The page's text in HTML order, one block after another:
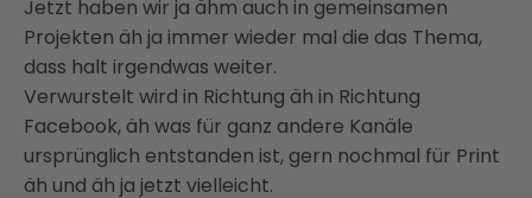
Jetzt haben wir ja ähm auch in gemeinsamen
Projekten äh ja immer wieder mal die das Thema,
dass halt irgendwas weiter.
Verwurstelt wird in Richtung äh in Richtung
Facebook, äh was für ganz andere Kanäle
ursprünglich entstanden ist, gern nochmal für Print
äh und äh ja jetzt vielleicht.